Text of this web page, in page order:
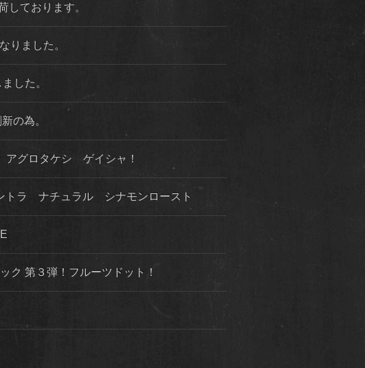
しております。
りました。
した。
の為。
アグロタケシ ゲイシャ！
トラ ナチュラル シナモンロースト
ク 第３弾！フルーツドット！